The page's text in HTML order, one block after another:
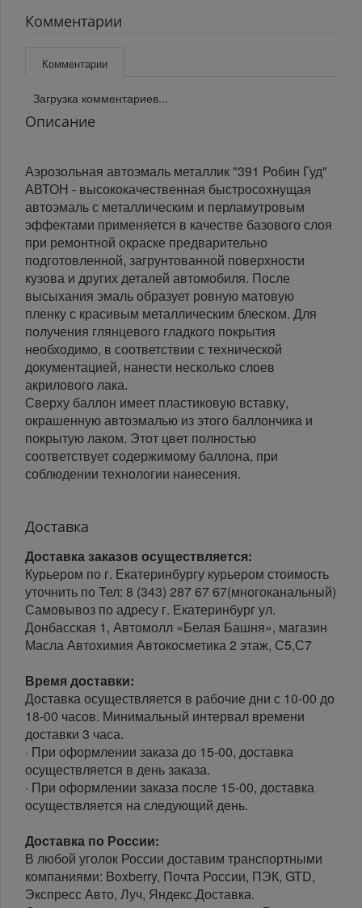
Комментарии
Комментарии
Загрузка комментариев...
Описание
Аэрозольная автоэмаль металлик "391 Робин Гуд"
АВТОН - высококачественная быстросохнущая
автоэмаль с металлическим и перламутровым
эффектами применяется в качестве базового слоя
при ремонтной окраске предварительно
подготовленной, загрунтованной поверхности
кузова и других деталей автомобиля. После
высыхания эмаль образует ровную матовую
пленку с красивым металлическим блеском. Для
получения глянцевого гладкого покрытия
необходимо, в соответствии с технической
документацией, нанести несколько слоев
акрилового лака.
Сверху баллон имеет пластиковую вставку,
окрашенную автоэмалью из этого баллончика и
покрытую лаком. Этот цвет полностью
соответствует содержимому баллона, при
соблюдении технологии нанесения.
Доставка
Доставка заказов осуществляется:
Курьером по г. Екатеринбургу курьером стоимость
уточнить по Тел: 8 (343) 287 67 67(многоканальный)
Самовывоз по адресу г. Екатеринбург ул.
Донбасская 1, Автомолл «Белая Башня», магазин
Масла Автохимия Автокосметика 2 этаж, С5,С7
Время доставки:
Доставка осуществляется в рабочие дни с 10-00 до
18-00 часов. Минимальный интервал времени
доставки 3 часа.
· При оформлении заказа до 15-00, доставка
осуществляется в день заказа.
· При оформлении заказа после 15-00, доставка
осуществляется на следующий день.
Доставка по России:
В любой уголок России доставим транспортными
компаниями: Boxberry, Почта России, ПЭК, GTD,
Экспресс Авто, Луч, Яндекс.Доставка.